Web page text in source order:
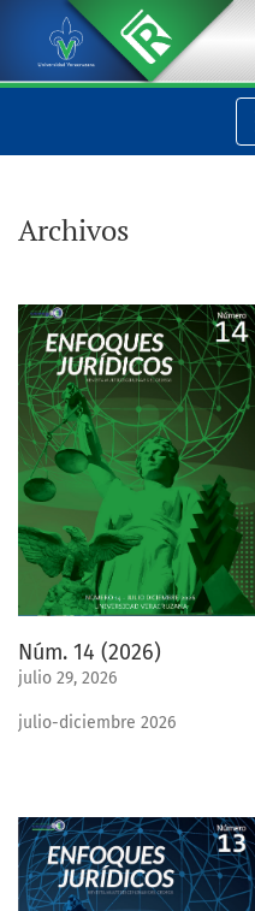
Archivos
Archivos
Núm. 14 (2026)
julio 29, 2026
julio-diciembre 2026